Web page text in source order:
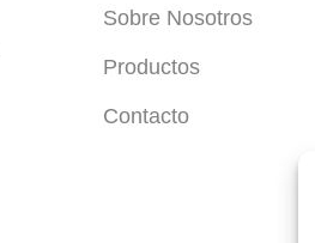
Sobre Nosotros
Productos
Contacto